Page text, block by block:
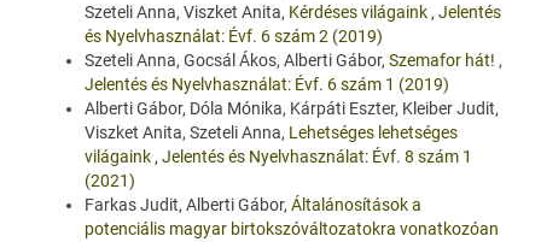
Szeteli Anna, Viszket Anita, Kérdéses világaink, Jelentés
és Nyelvhasználat: Évf. 6 szám 2 (2019)
Szeteli Anna, Gocsál Ákos, Alberti Gábor, Szemafor hát! ,
Jelentés és Nyelvhasználat: Évf. 6 szám 1 (2019)
Alberti Gábor, Dóla Mónika, Kárpáti Eszter, Kleiber Judit,
Viszket Anita, Szeteli Anna, Lehetséges lehetséges
világaink, Jelentés és Nyelvhasználat: Évf. 8 szám 1
(2021)
Farkas Judit, Alberti Gábor, Általánosítások a
potenciális magyar birtokszóváltozatokra vonatkozóan